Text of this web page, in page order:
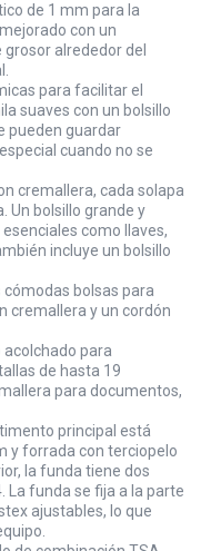
de 1 mm para la
con un
alrededor del
para facilitar el
suaves con un bolsillo
pueden guardar
cuando no se
cremallera, cada solapa
Un bolsillo grande y
como llaves,
incluye un bolsillo
cómodas bolsas para
cremallera y un cordón
acolchado para
de hasta 19
para documentos,
principal está
y forrada con terciopelo
la funda tiene dos
La funda se fija a la parte
ajustables, lo que